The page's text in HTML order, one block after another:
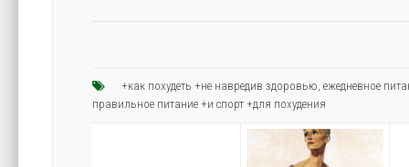
+как похудеть +не навредив здоровью ,ежедневное
правильное питание +и спорт +для похудения